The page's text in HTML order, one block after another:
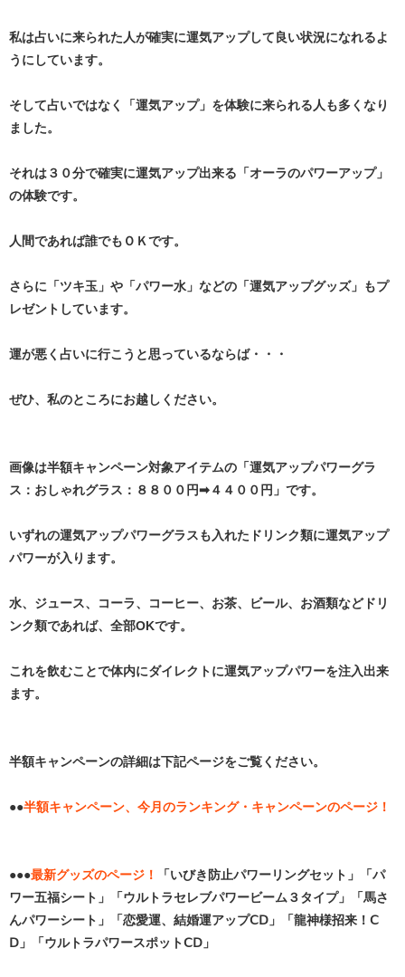
私は占いに来られた人が確実に運気アップして良い状況になれるよ
うにしています。
そして占いではなく「運気アップ」を体験に来られる人も多くなり
ました。
それは３０分で確実に運気アップ出来る「オーラのパワーアップ」
の体験です。
人間であれば誰でもＯＫです。
さらに「ツキ玉」や「パワー水」などの「運気アップグッズ」もプ
レゼントしています。
運が悪く占いに行こうと思っているならば・・・
ぜひ、私のところにお越しください。
画像は半額キャンペーン対象アイテムの「運気アップパワーグラ
ス：おしゃれグラス：８８００円➡４４００円」です。
いずれの運気アップパワーグラスも入れたドリンク類に運気アップ
パワーが入ります。
水、ジュース、コーラ、コーヒー、お茶、ビール、お酒類などドリ
ンク類であれば、全部OKです。
これを飲むことで体内にダイレクトに運気アップパワーを注入出来
ます。
半額キャンペーンの詳細は下記ページをご覧ください。
●●半額キャンペーン、今月のランキング・キャンペーンのページ！
●●●最新グッズのページ！
「いびき防止パワーリングセット」「パ
ワー五福シート」「ウルトラセレブパワービーム３タイプ」「馬さ
んパワーシート」「恋愛運、結婚運アップⅭⅮ」「龍神様招来！Ⅽ
Ⅾ」「ウルトラパワースポットⅭⅮ」